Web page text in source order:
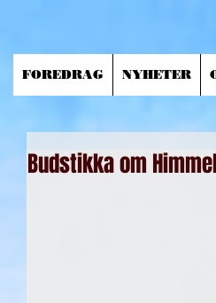
FOREDRAG NYHETER
Budstikka om